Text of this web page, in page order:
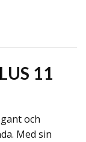
11
och
Med sin